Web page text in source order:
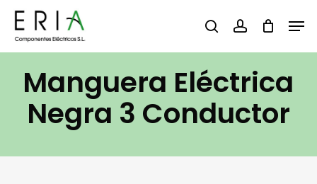
Saltar
contenido
principal
buscaraccount
Manguera Eléctrica
Negra 3 Conductor